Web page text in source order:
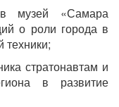
музей «Самара
о роли города в
техники;
стратонавтам и
в развитие